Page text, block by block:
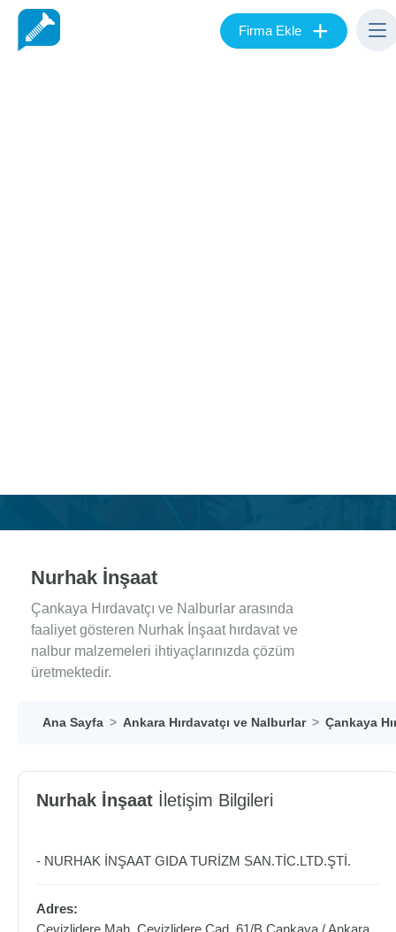
Firma Ekle +
Nurhak İnşaat
Çankaya Hırdavatçı ve Nalburlar arasında
faaliyet gösteren Nurhak İnşaat hırdavat ve
nalbur malzemeleri ihtiyaçlarınızda çözüm
üretmektedir.
Ana Sayfa Ankara Hırdavatçı ve Nalburlar Çankaya
Nurhak İnşaat İletişim Bilgileri
- NURHAK İNŞAAT GIDA TURİZM SAN.TİC.LTD.ŞTİ.
Adres:
Cevizlidere Mah. Cevizlidere Cad. 61/B Çankaya /Ankara